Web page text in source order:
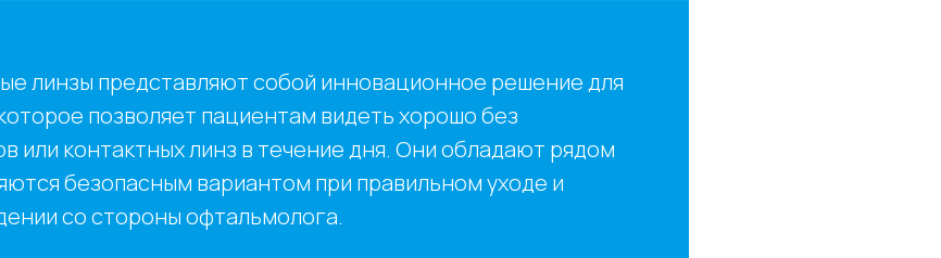
линзы представляют собой инновационное решение для
позволяет пациентам видеть хорошо без
или контактных линз в течение дня. Они обладают рядом
безопасным вариантом при правильном уходе и
со стороны офтальмолога.